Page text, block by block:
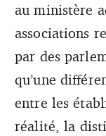
au ministère
associations
par des
qu’une
entre les
réalité, la